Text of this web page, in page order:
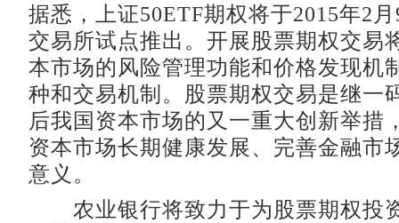
据悉，上证50ETF期权将于2015年2
交易所试点推出。开展股票期权交易
本市场的风险管理功能和价格发现机
种和交易机制。股票期权交易是继一
后我国资本市场的又一重大创新举措
资本市场长期健康发展、完善金融市
意义。
农业银行将致力于为股票期权投